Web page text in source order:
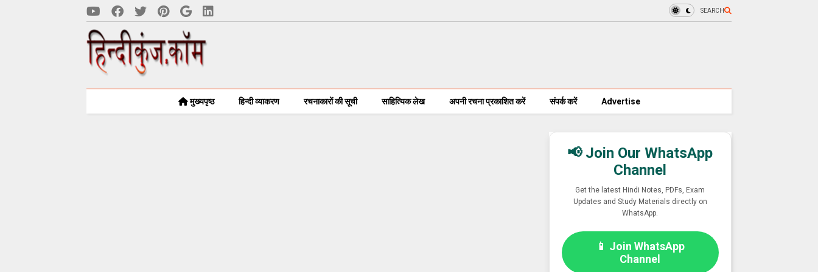
SEARCH
मुख्यपृष्ठ हिन्दी व्याकरण रचनाकारों की सूची साहित्यिक लेख अपनी रचना प्रकाशित करें संपर्क करें Advertise
📢 Join Our WhatsApp
Channel
Get the latest Hindi Notes, PDFs, Exam
Updates and Study Materials directly on
WhatsApp.
📱 Join WhatsApp
Channel